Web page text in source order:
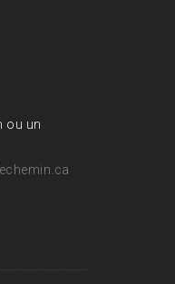
ou un